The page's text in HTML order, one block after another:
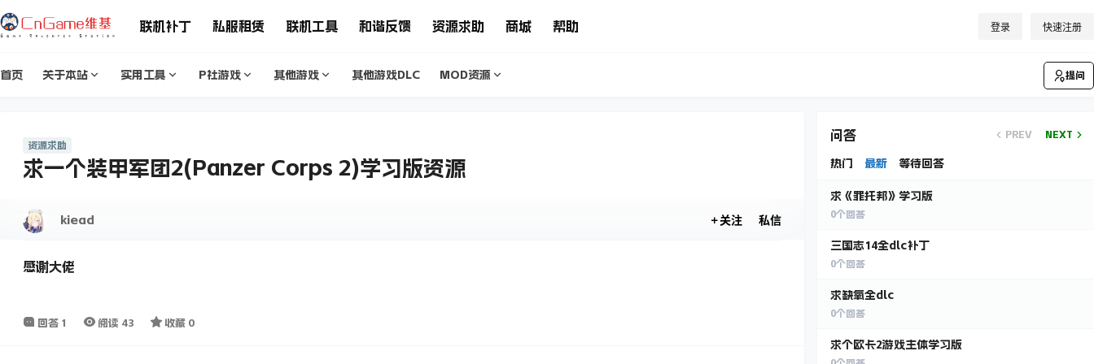
联机补丁 私服租赁 联机工具 和谐反馈 资源求助 商城 帮助 登录 快速注册
首页 关于本站 实用工具 P社游戏 其他游戏 其他游戏DLC MOD资源 提问
资源求助
求一个装甲军团2(Panzer Corps 2)学习版资源
kiead 关注 私信
感谢大佬
回答 1 阅读 43 收藏 0
问答 PREV NEXT
热门 最新 等待回答
求《罪托邦》学习版
0个回答
三国志14全dlc补丁
0个回答
求缺氧全dlc
0个回答
求个欧卡2游戏主体学习版